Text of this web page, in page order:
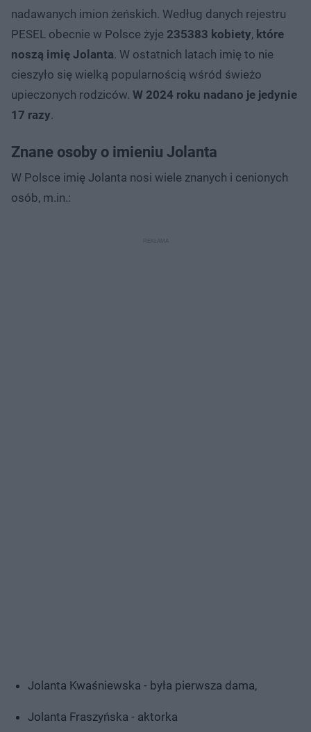
nadawanych imion żeńskich. Według danych rejestru
PESEL obecnie w Polsce żyje 235383 kobiety, które
noszą imię Jolanta. W ostatnich latach imię to nie
cieszyło się wielką popularnością wśród świeżo
upieczonych rodziców. W 2024 roku nadano je jedynie
17 razy.
Znane osoby o imieniu Jolanta
W Polsce imię Jolanta nosi wiele znanych i cenionych
osób, m.in.:
Jolanta Kwaśniewska - była pierwsza dama,
Jolanta Fraszyńska - aktorka